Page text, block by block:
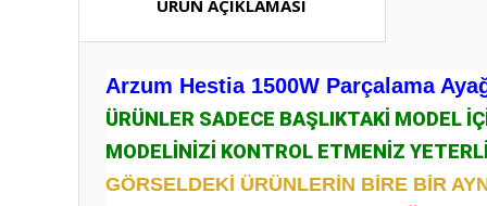
ÜRÜN AÇIKLAMASI
Arzum Hestia 1500W Parçalama
ÜRÜNLER SADECE BAŞLIKTAKİ MODEL
MODELİNİZİ KONTROL ETMENİZ
GÖRSELDEKİ ÜRÜNLERİN BİRE BİR